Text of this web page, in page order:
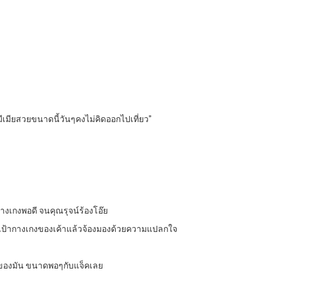
ยสวยขนาดนี้วันๆคงไม่คิดออกไปเที่ยว”
เกงพอดี จนคุณรุจน์ร้องโอ๊ย
กางเกงของเค้าแล้วจ้องมองด้วยความแปลกใจ
องมัน ขนาดพอๆกับแจ็คเลย